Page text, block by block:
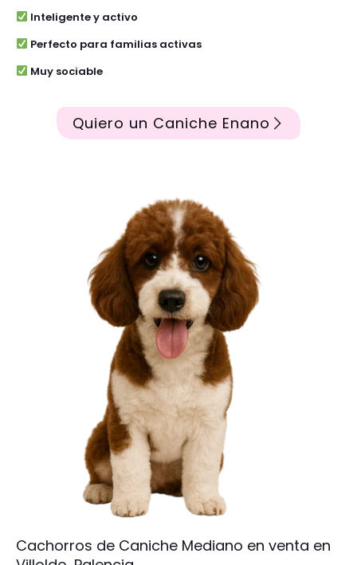
Inteligente y activo
Perfecto para familias activas
Muy sociable
Quiero un Caniche Enano
Cachorros de Caniche Mediano en venta en